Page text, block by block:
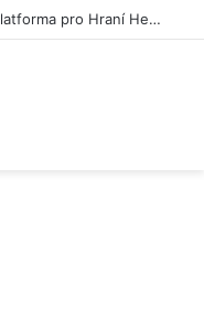
69gamescz CZ – Oficiální Online Platforma pro Hraní Her -2006871015